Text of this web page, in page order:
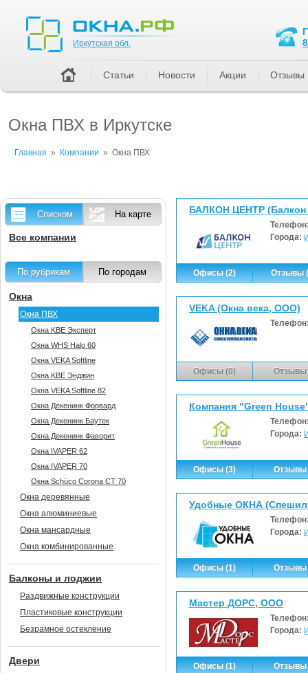
Окна ПВХ в Иркутске
Главная » Компании » Окна ПВХ
БАЛКОН ЦЕНТР
Города:
Офисы (2) Отзывы
VEKA (Окна века, ООО)
Офисы (0) Отзывы
Компания "Green
Города:
Офисы (3) Отзывы
Удобные ОКНА
Города:
Офисы (1) Отзывы
Мастер ДОРС, ООО
Города:
Офисы (1) Отзывы
Списком На карте
Все компании
По рубрикам По городам
Окна
Окна ПВХ
Окна KBE Эксперт
Окна WHS Halo 60
Окна VEKA Softline
Окна KBE Энджин
Окна VEKA Softline 82
Окна Декенинк Форвард
Окна Декенинк Баутек
Окна Декенинк Фаворит
Окна IVAPER 62
Окна IVAPER 70
Окна Sсhüco Corona CT 70
Окна деревянные
Окна алюминиевые
Окна мансардные
Окна комбинированные
Балконы и лоджии
Раздвижные конструкции
Пластиковые конструкции
Безрамное остекление
Двери
Иркутская обл.
Статьи Новости Акции Отзывы